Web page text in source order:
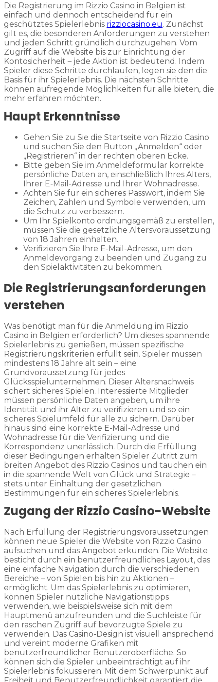
Die Registrierung im Rizzio Casino in Belgien ist
einfach und dennoch entscheidend für ein
geschütztes Spielerlebnis rizziocasino.eu. Zunächst
gilt es, die besonderen Anforderungen zu verstehen
und jeden Schritt gründlich durchzugehen. Vom
Zugriff auf die Website bis zur Einrichtung der
Kontosicherheit – jede Aktion ist bedeutend. Indem
Spieler diese Schritte durchlaufen, legen sie den die
Basis für ihr Spielerlebnis. Die nächsten Schritte
können aufregende Möglichkeiten für alle bieten, die
mehr erfahren möchten.
Haupt Erkenntnisse
Gehen Sie zu Sie die Startseite von Rizzio Casino
und suchen Sie den Button „Anmelden“ oder
„Registrieren“ in der rechten oberen Ecke.
Bitte geben Sie im Anmeldeformular korrekte
persönliche Daten an, einschließlich Ihres Alters,
Ihrer E-Mail-Adresse und Ihrer Wohnadresse.
Achten Sie für ein sicheres Passwort, indem Sie
Zeichen, Zahlen und Symbole verwenden, um
die Schutz zu verbessern.
Um Ihr Spielkonto ordnungsgemäß zu erstellen,
müssen Sie die gesetzliche Altersvoraussetzung
von 18 Jahren einhalten.
Verifizieren Sie Ihre E-Mail-Adresse, um den
Anmeldevorgang zu beenden und Zugang zu
den Spielaktivitäten zu bekommen.
Die Registrierungsanforderungen
verstehen
Was benötigt man für die Anmeldung im Rizzio
Casino in Belgien erforderlich? Um dieses spannende
Spielerlebnis zu genießen, müssen spezifische
Registrierungskriterien erfüllt sein. Spieler müssen
mindestens 18 Jahre alt sein – eine
Grundvoraussetzung für jedes
Glücksspielunternehmen. Dieser Altersnachweis
sichert sicheres Spielen. Interessierte Mitglieder
müssen persönliche Daten angeben, um ihre
Identität und ihr Alter zu verifizieren und so ein
sicheres Spielumfeld für alle zu sichern. Darüber
hinaus sind eine korrekte E-Mail-Adresse und
Wohnadresse für die Verifizierung und die
Korrespondenz unerlässlich. Durch die Erfüllung
dieser Bedingungen erhalten Spieler Zutritt zum
breiten Angebot des Rizzio Casinos und tauchen ein
in die spannende Welt von Glück und Strategie –
stets unter Einhaltung der gesetzlichen
Bestimmungen für ein sicheres Spielerlebnis.
Zugang der Rizzio Casino-Website
Nach Erfüllung der Registrierungsvoraussetzungen
können neue Spieler die Website von Rizzio Casino
aufsuchen und das Angebot erkunden. Die Website
besticht durch ein benutzerfreundliches Layout, das
eine einfache Navigation durch die verschiedenen
Bereiche – von Spielen bis hin zu Aktionen –
ermöglicht. Um das Spielerlebnis zu optimieren,
können Spieler nützliche Navigationstipps
verwenden, wie beispielsweise sich mit dem
Hauptmenü anzufreunden und die Suchleiste für
den raschen Zugriff auf bevorzugte Spiele zu
verwenden. Das Casino-Design ist visuell ansprechend
und vereint moderne Grafiken mit
benutzerfreundlicher Benutzeroberfläche. So
können sich die Spieler unbeeinträchtigt auf ihr
Spielerlebnis fokussieren. Mit dem Schwerpunkt auf